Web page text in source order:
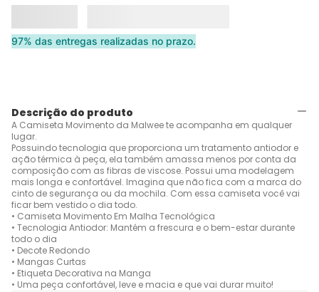
97% das entregas realizadas no prazo.
Descrição do produto
A Camiseta Movimento da Malwee te acompanha em qualquer
lugar.
Possuindo tecnologia que proporciona um tratamento antiodor e
ação térmica à peça, ela também amassa menos por conta da
composição com as fibras de viscose. Possui uma modelagem
mais longa e confortável. Imagina que não fica com a marca do
cinto de segurança ou da mochila. Com essa camiseta você vai
ficar bem vestido o dia todo.
• Camiseta Movimento Em Malha Tecnológica
• Tecnologia Antiodor: Mantém a frescura e o bem-estar durante
todo o dia
• Decote Redondo
• Mangas Curtas
• Etiqueta Decorativa na Manga
• Uma peça confortável, leve e macia e que vai durar muito!